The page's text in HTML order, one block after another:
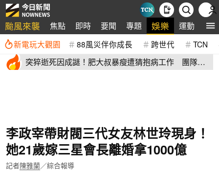
颱風來襲 焦點 即時 要聞 專題 娛樂 運動 全
新電玩大觀園 88風災伴你成長 跨世代 TCN
突猝逝死因成謎！肥大叔暴瘦遭猜抱病工作 團隊宣
李政宰帶財閥三代女友林世玲現身！
她21歲嫁三星會長離婚拿1000億
記者陳雅蘭／綜合報導